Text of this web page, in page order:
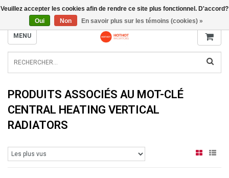
INFO@RADIATORS.SHOP
MENU
PRODUITS ASSOCIÉS AU MOT-CLÉ
CENTRAL HEATING VERTICAL
RADIATORS
Veuillez accepter les cookies afin de rendre ce site plus fonctionnel. D'accord?
Oui
Non En savoir plus sur les témoins (cookies) »